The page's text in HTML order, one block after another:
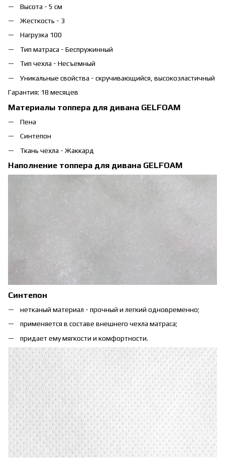
Высота - 5 см
Жесткость - 3
Нагрузка 100
Тип матраса - Беспружинный
Тип чехла - Несъемный
Уникальные свойства - скручивающийся, высокоэластичный
Гарантия: 18 месяцев
Материалы топпера для дивана GELFOAM
Пена
Синтепон
Ткань чехла - Жаккард
Наполнение топпера для дивана GELFOAM
Синтепон
нетканый материал - прочный и легкий одновременно;
применяется в составе внешнего чехла матраса;
придает ему мягкости и комфортности.